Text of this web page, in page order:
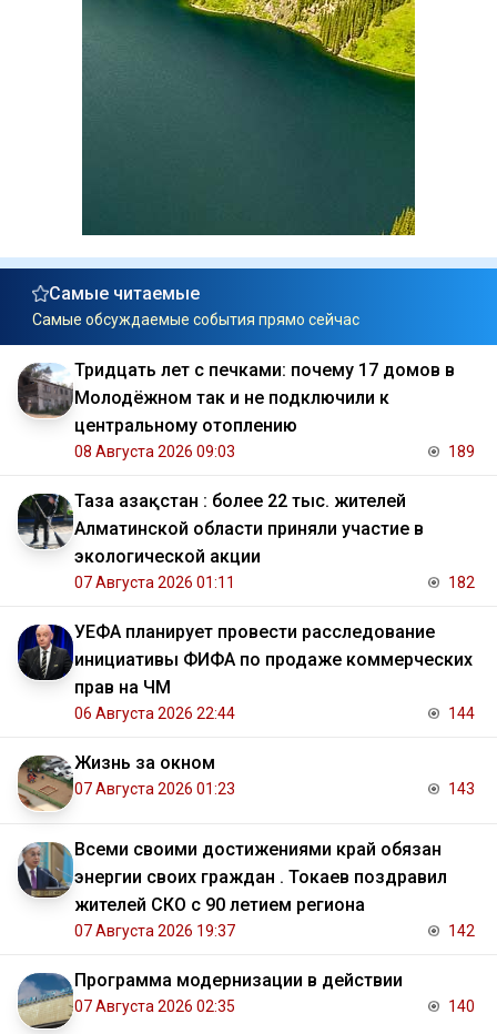
Самые читаемые
Самые обсуждаемые события прямо сейчас
Тридцать лет с печками: почему 17 домов в
Молодёжном так и не подключили к
центральному отоплению
08 Августа 2026 09:03 189
Таза Қазақстан : более 22 тыс. жителей
Алматинской области приняли участие в
экологической акции
07 Августа 2026 01:11 182
УЕФА планирует провести расследование
инициативы ФИФА по продаже коммерческих
прав на ЧМ
06 Августа 2026 22:44 144
Жизнь за окном
07 Августа 2026 01:23 143
Всеми своими достижениями край обязан
энергии своих граждан . Токаев поздравил
жителей СКО с 90 летием региона
07 Августа 2026 19:37 142
Программа модернизации в действии
07 Августа 2026 02:35 140